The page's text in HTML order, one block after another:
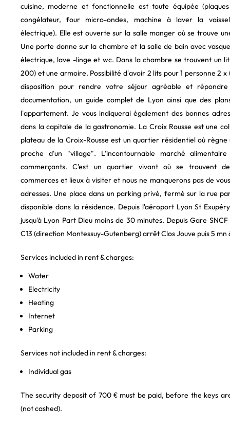
cuisine, moderne et fonctionnelle est toute équipée
congélateur, four micro-ondes, machine à laver la
électrique). Elle est ouverte sur la salle manger où se trouve
Une porte donne sur la chambre et la salle de bain avec
électrique, lave -linge et wc. Dans la chambre se trouvent un
200) et une armoire. Possibilité d’avoir 2 lits pour 1 personne 2
disposition pour rendre votre séjour agréable et
documentation, un guide complet de Lyon ainsi que des
l’appartement. Je vous indiquerai également des bonnes
dans la capitale de la gastronomie. La Croix Rousse est une
plateau de la Croix-Rousse est un quartier résidentiel où
proche d'un "village". L'incontournable marché
commerçants. C'est un quartier vivant où se trouvent
commerces et lieux à visiter et nous ne manquerons pas de
adresses. Une place dans un parking privé, fermé sur la rue
disponible dans la résidence. Depuis l'aéroport Lyon St
jusqu'à Lyon Part Dieu moins de 30 minutes. Depuis Gare
C13 (direction Montessuy-Gutenberg) arrêt Clos Jouve puis 5 mn
Services included in rent & charges:
Water
Electricity
Heating
Internet
Parking
Services not included in rent & charges:
Individual gas
The security deposit of 700 € must be paid, before the keys
(not cashed).